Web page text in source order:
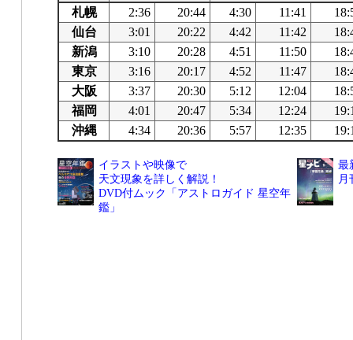
札幌
2:36 20:44 4:30 11:41
仙台
3:01 20:22 4:42 11:42
新潟
3:10 20:28 4:51 11:50
東京
3:16 20:17 4:52 11:47
大阪
3:37 20:30 5:12 12:04
福岡
4:01 20:47 5:34 12:24
沖縄
4:34 20:36 5:57 12:35
イラストや映像で
天文現象を詳しく解説！
DVD付ムック「アストロガイド 星空年
鑑」
最
月